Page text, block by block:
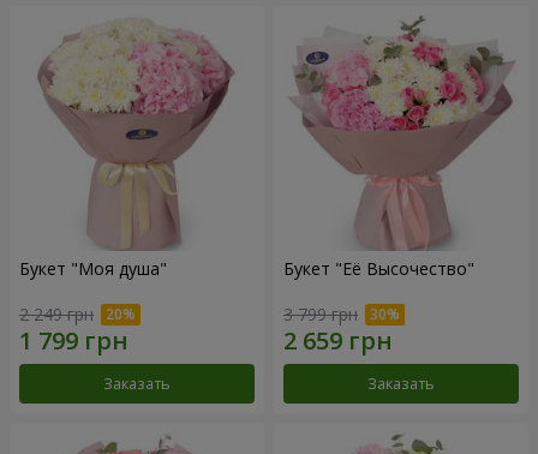
Букет "Моя душа"
2 249 грн
Заказать
Букет "Её Высочество"
3 799 грн
Заказать